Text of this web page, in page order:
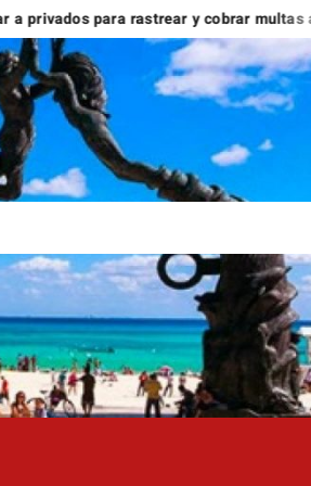
para rastrear y cobrar multas a